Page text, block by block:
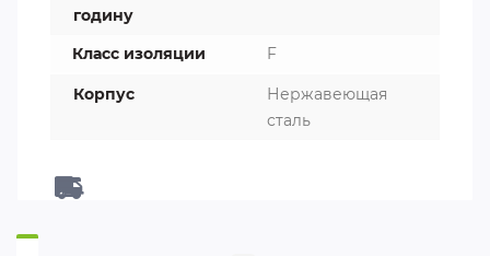
годину
Класс изоляции F
Корпус
Нержавеющая
сталь